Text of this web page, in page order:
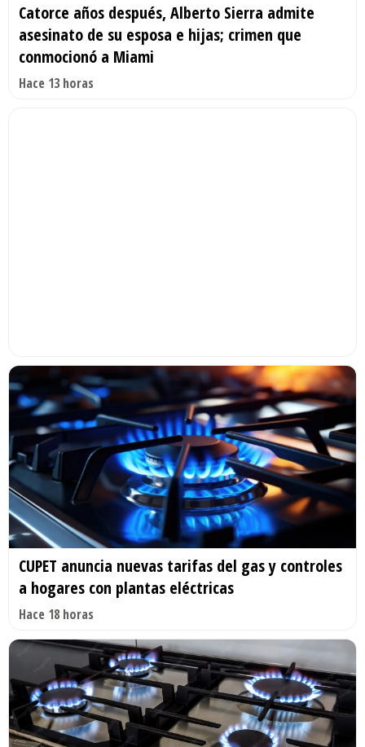
Catorce años después, Alberto Sierra admite
asesinato de su esposa e hijas; crimen que
conmocionó a Miami
Hace 13 horas
CUPET anuncia nuevas tarifas del gas y controles
a hogares con plantas eléctricas
Hace 18 horas